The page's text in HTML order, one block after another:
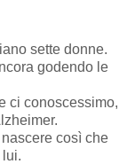
sette donne.
godendo le
ci conoscessimo,
così che